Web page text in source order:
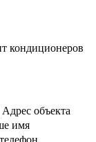
кондиционеров
Адрес объекта
имя